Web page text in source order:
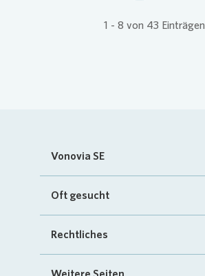
1 - 8 von 43 Einträgen
Vonovia SE
Startseite
Investoren
Oft gesucht
FAQ
Rechtliches
Impressum
Weitere Seiten